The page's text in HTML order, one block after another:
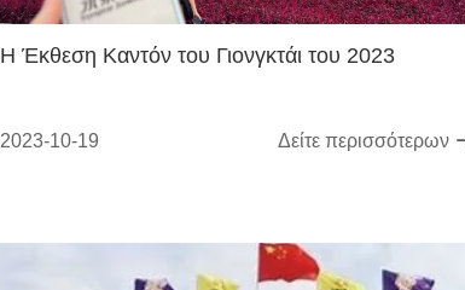
Η Έκθεση Καντόν του Γιονγκτάι του 2023
2023-10-19 Δείτε περισσότερων